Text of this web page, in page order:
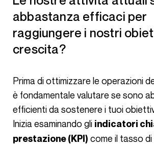
abbastanza efficaci per
raggiungere i nostri
crescita?
Prima di ottimizzare le operazioni della tua agenzia,
è fondamentale valutare se sono
efficienti da sostenere i tuoi
Inizia esaminando gli indicatori
prestazione (KPI) come il tasso